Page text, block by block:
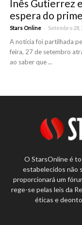
Inês Gutierrez
espera do
Stars Online - Setembro 28,
A notícia foi partilhada
feira, 27 de setembro
ao saber que ...
O StarsOnline é
estabelecidos não
proporcionará um
rege-se pelas leis da
éticas e